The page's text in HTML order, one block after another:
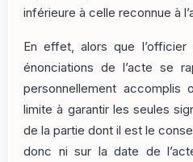
inférieure à celle reconnue à
En effet, alors que
énonciations de l’acte se
personnellement accomplis
limite à garantir les seules
de la partie dont il est le
donc ni sur la date de